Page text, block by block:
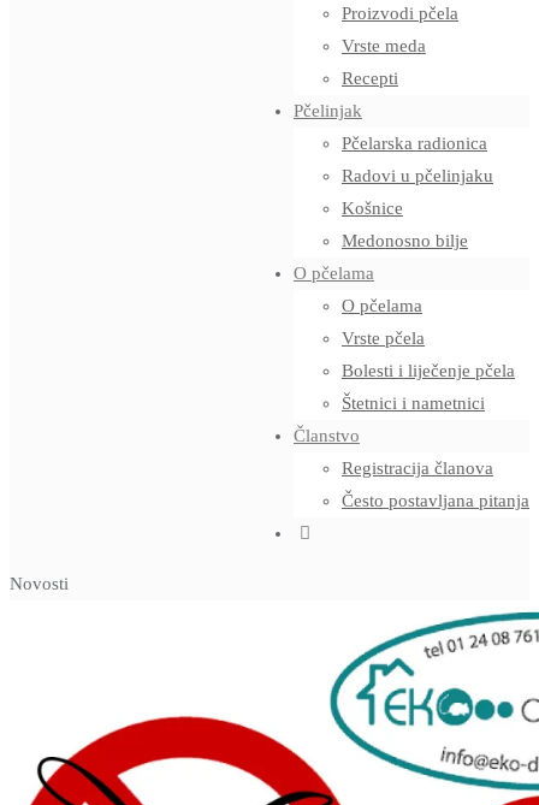
Proizvodi pčela
Vrste meda
Recepti
Pčelinjak
Pčelarska radionica
Radovi u pčelinjaku
Košnice
Medonosno bilje
O pčelama
O pčelama
Vrste pčela
Bolesti i liječenje pčela
Štetnici i nametnici
Članstvo
Registracija članova
Često postavljana pitanja
Novosti